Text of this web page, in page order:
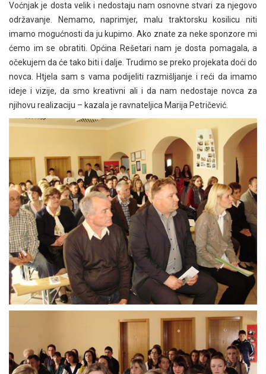
Voćnjak je dosta velik i nedostaju nam osnovne stvari za njegovo
održavanje. Nemamo, naprimjer, malu traktorsku kosilicu niti
imamo mogućnosti da ju kupimo. Ako znate za neke sponzore mi
ćemo im se obratiti. Općina Rešetari nam je dosta pomagala, a
očekujem da će tako biti i dalje. Trudimo se preko projekata doći do
novca. Htjela sam s vama podijeliti razmišljanje i reći da imamo
ideje i vizije, da smo kreativni ali i da nam nedostaje novca za
njihovu realizaciju – kazala je ravnateljica Marija Petričević.